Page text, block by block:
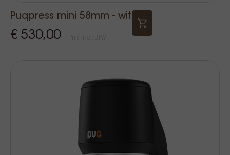
Puqpress mini 58mm - wit
€ 530,00